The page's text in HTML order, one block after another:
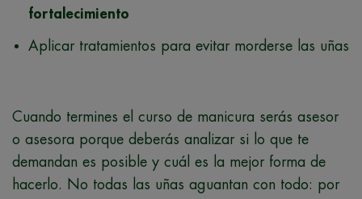
fortalecimiento
Aplicar tratamientos para evitar morderse las uñas
Cuando termines el curso de manicura serás asesor
o asesora porque deberás analizar si lo que te
demandan es posible y cuál es la mejor forma de
hacerlo. No todas las uñas aguantan con todo: por